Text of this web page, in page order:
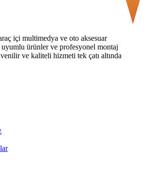
içi multimedya ve oto aksesuar
ürünler ve profesyonel montaj
ve kaliteli hizmeti tek çatı altında